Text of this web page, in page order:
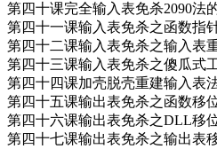
第四十课完全输入表免杀2090法
第四十一课输入表免杀之函数指
第四十二课输入表免杀之输入表
第四十三课输入表免杀之傻瓜式
第四十四课加壳脱壳重建输入表
第四十五课输出表免杀之函数移
第四十六课输出表免杀之DLL移
第四十七课输出表免杀之输出表